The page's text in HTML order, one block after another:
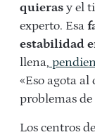
quieras y el
experto. Esa
estabilidad
llena,
«Eso agota
problemas
Los centros